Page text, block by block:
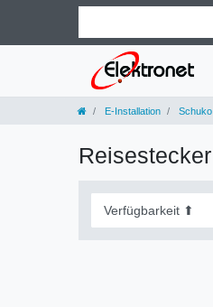
E-Installation Schuko
Reisestecker